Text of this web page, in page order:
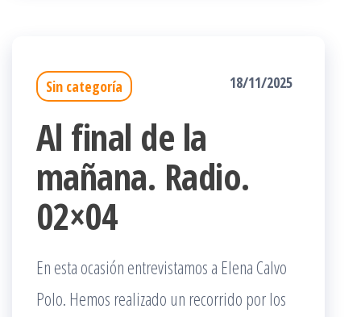
Sin categoría 18/11/2025
Al final de la
mañana. Radio.
02×04
En esta ocasión entrevistamos a Elena Calvo
Polo. Hemos realizado un recorrido por los